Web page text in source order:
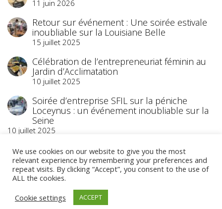
11 juin 2026
Retour sur événement : Une soirée estivale
inoubliable sur la Louisiane Belle
15 juillet 2025
Célébration de l’entrepreneuriat féminin au
Jardin d’Acclimatation
10 juillet 2025
Soirée d’entreprise SFIL sur la péniche
Loceynus : un événement inoubliable sur la
Seine
10 juillet 2025
©2023 Papilles Traiteur
- Paris
We use cookies on our website to give you the most
relevant experience by remembering your preferences and
repeat visits. By clicking “Accept”, you consent to the use of
ALL the cookies.
Cookie settings
ACCEPT